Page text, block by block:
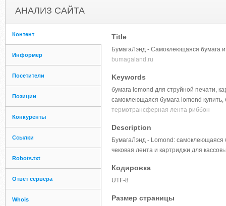
АНАЛИЗ САЙТА
Контент
Информер
Посетители
Позиции
Конкуренты
Ссылки
Robots.txt
Ответ сервера
Whois
Title
БумагаЛэнд - Самоклеющаяся бумага
bumagaland.ru
Keywords
бумага lomond для струйной печати,
самоклеющаяся бумага lomond купить,
термотрансферная лента риббон
Description
БумагаЛэнд - Lomond: самоклеющаяся
чековая лента и картриджи для кассов
Кодировка
UTF-8
Размер страницы